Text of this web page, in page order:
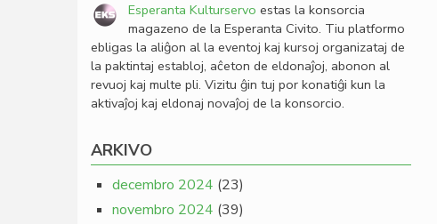
Esperanta Kulturservo estas la konsorcia
magazeno de la Esperanta Civito. Tiu platformo
ebligas la aliĝon al la eventoj kaj kursoj organizataj de
la paktintaj establoj, aĉeton de eldonaĵoj, abonon al
revuoj kaj multe pli. Vizitu ĝin tuj por konatiĝi kun la
aktivaĵoj kaj eldonaj novaĵoj de la konsorcio.
ARKIVO
decembro 2024 (23)
novembro 2024 (39)